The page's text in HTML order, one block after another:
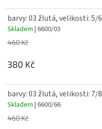
barvy: 03 žlutá, velikosti: 5/6
Skladem | 6600/03
460 Kč
380 Kč
barvy: 03 žlutá, velikosti: 7/8
Skladem | 6600/66
460 Kč